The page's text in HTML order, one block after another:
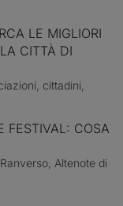
LE MIGLIORI
CITTÀ DI
cittadini,
FESTIVAL: COSA
Altenote di